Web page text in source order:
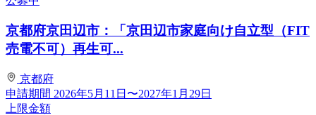
京都府京田辺市：「京田辺市家庭向け自立型（FIT
売電不可）再生可...
京都府
申請期間 2026年5月11日〜2027年1月29日
上限金額